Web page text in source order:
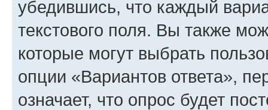
убедившись, что каждый
текстового поля. Вы также
которые могут выбрать
опции «Вариантов ответа»,
означает, что опрос будет